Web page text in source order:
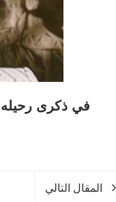
المقال التالي